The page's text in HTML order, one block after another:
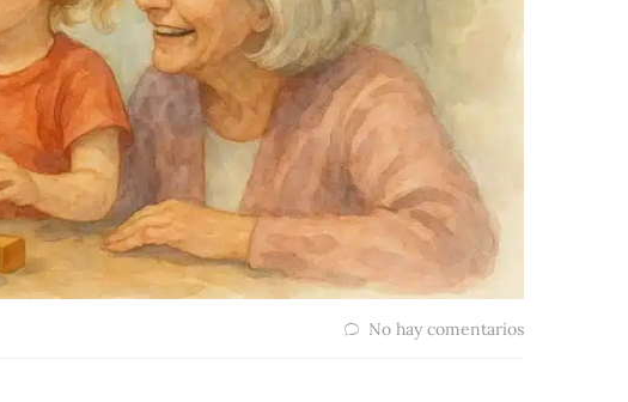
No hay comentarios